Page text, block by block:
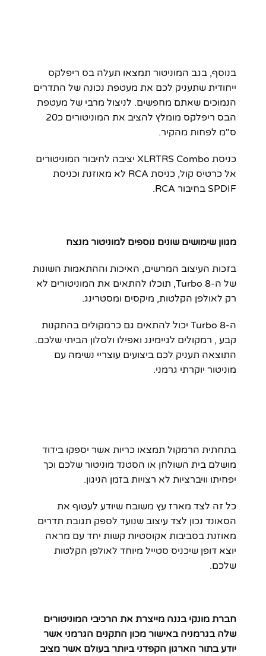
בנוסף, בגב המוניטור תמצאו תעלה בס ריפלקס
ייחודית שתעניק לכם את מעטפת נכונה של התדרים
הנמוכים שאתם מחפשים. לניצול מרבי של מעטפת
הבס ריפלקס מומלץ להציב את המוניטורים כ20
ס"מ לפחות מהקיר.
כניסת XLRTRS Combo יציבה לחיבור המוניטורים
אל כרטיס קול, כניסת RCA לא מאוזנת וכניסת
SPDIF בחיבור RCA.
מגוון שימושים שונים נוספים למוניטור מנצח
בזכות העיצוב המרשים, האיכות וההתאמות השונות
של ה-Turbo 8, תוכלו להתאים את המוניטורים לא
רק לאולפן הקלטות, מיקסים ומסטרינג.
ה-Turbo 8 יכול להתאים גם כרמקולים בהתקנות
קבע , רמקולים לגיימינג ואפילו ולסלון הביתי שלכם.
התוצאה תעניק לכם ביצועים עוצריי נשימה עם
מוניטור יוקרתי גרמני.
בתחתית הרמקול תמצאו כריות אשר יספקו בידוד
מושלם בית השולחן או הסטנד מוניטור שלכם וכך
יפחיתו וויברציות לא רצויות בזמן הניגון.
כל זה לצד מארז עץ משובח שיודע לעטוף את
הסאונד נכון לצד עיצוב שנועד לספק תגובת תדרים
מאוזנת בסביבות אקוסטיות קשות יחד עם מראה
יוצא דופן שיכניס סטייל מיוחד לאולפן הקלטות
שלכם.
חברת מונקי בננה מייצרת את הרכיבי המוניטורים
שלה בגרמניה באישור מכון התקנים הגרמני אשר
יודע בתור הארגון הקפדני ביותר בעולם אשר מציב